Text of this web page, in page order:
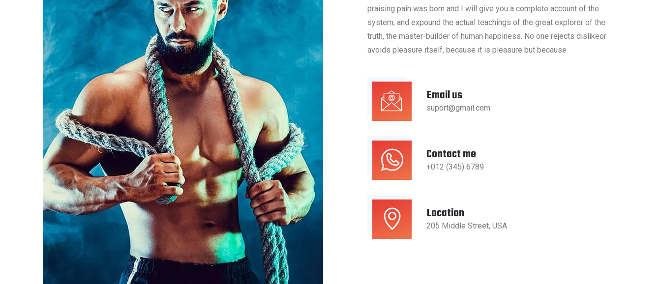
praising pain was born and I will give you a complete account of the
system, and expound the actual teachings of the great explorer of the
truth, the master-builder of human happiness. No one rejects dislikeor
avoids pleasure itself, because it is pleasure but because
Email us
suport@gmail.com
Contact me
+012 (345) 6789
Location
205 Middle Street, USA